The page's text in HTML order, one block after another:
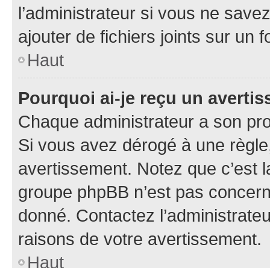
l’administrateur si vous ne
ajouter de fichiers joints sur un
Haut
Pourquoi ai-je reçu un
Chaque administrateur a son
Si vous avez dérogé à une
avertissement. Notez que c’est
groupe phpBB n’est pas
donné. Contactez
raisons de votre avertissement.
Haut